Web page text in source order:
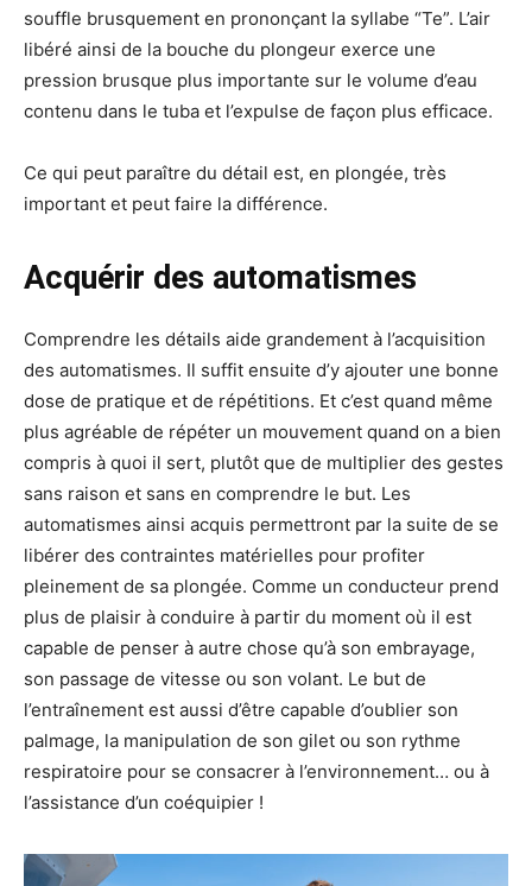
souffle brusquement en prononçant la syllabe “Te”. L’air
libéré ainsi de la bouche du plongeur exerce une
pression brusque plus importante sur le volume d’eau
contenu dans le tuba et l’expulse de façon plus efficace.
Ce qui peut paraître du détail est, en plongée, très
important et peut faire la différence.
Acquérir des automatismes
Comprendre les détails aide grandement à l’acquisition
des automatismes. Il suffit ensuite d’y ajouter une bonne
dose de pratique et de répétitions. Et c’est quand même
plus agréable de répéter un mouvement quand on a bien
compris à quoi il sert, plutôt que de multiplier des gestes
sans raison et sans en comprendre le but. Les
automatismes ainsi acquis permettront par la suite de se
libérer des contraintes matérielles pour profiter
pleinement de sa plongée. Comme un conducteur prend
plus de plaisir à conduire à partir du moment où il est
capable de penser à autre chose qu’à son embrayage,
son passage de vitesse ou son volant. Le but de
l’entraînement est aussi d’être capable d’oublier son
palmage, la manipulation de son gilet ou son rythme
respiratoire pour se consacrer à l’environnement… ou à
l’assistance d’un coéquipier !